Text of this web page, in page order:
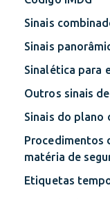
Sinais
Sinais
Sinalética para
Outros sinais
Sinais do plano
Procedimentos
matéria de
Etiquetas